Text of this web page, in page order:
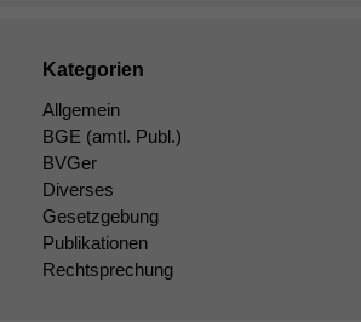
Kategorien
Allgemein
BGE (amtl. Publ.)
BVGer
Diverses
Gesetzgebung
Publikationen
Rechtsprechung